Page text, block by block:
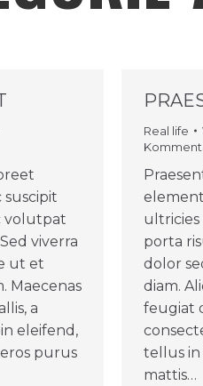
suscipit
volutpat
viverra
ut et
Maecenas
a
eleifend,
purus
Real life
ultricies
porta
dolor
diam.
feugiat
tellus in
mattis…